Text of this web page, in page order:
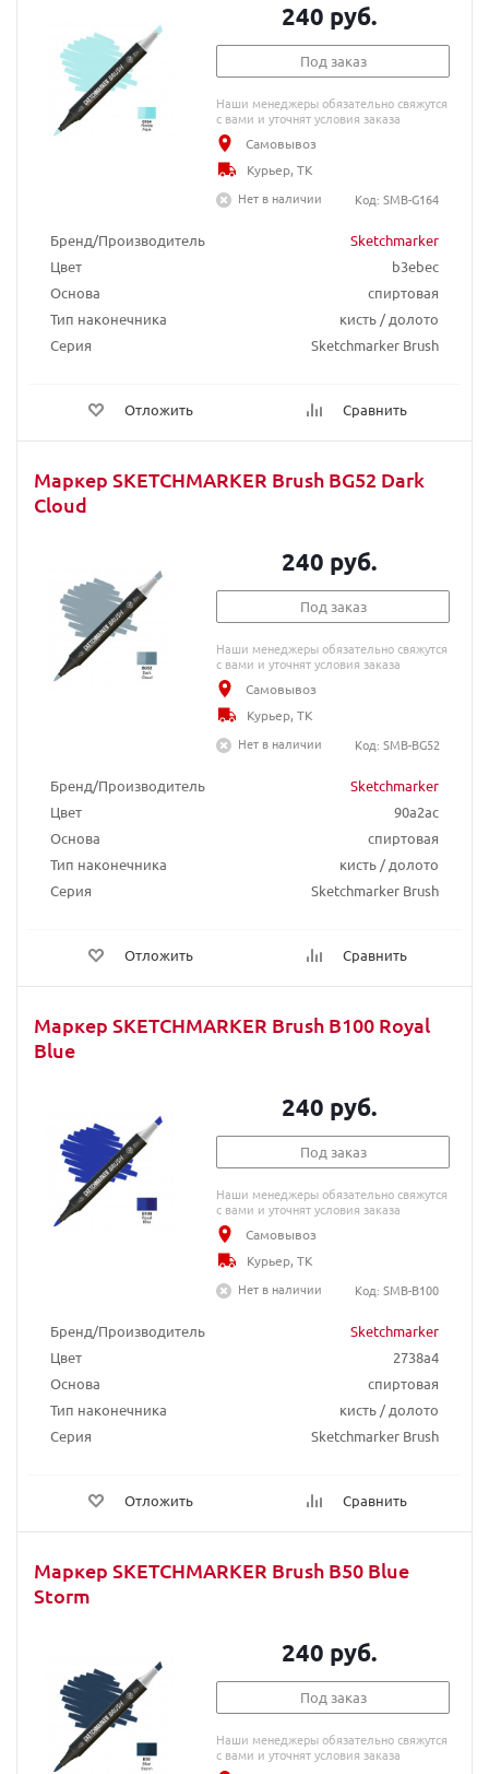
Бренд/Производитель
Sketchmarker
Цвет
b3ebec
Основа
спиртовая
Тип наконечника
кисть / долото
Серия
Sketchmarker Brush
Отложить Сравнить
240 руб.
Под заказ
Наши менеджеры обязательно свяжутся
с вами и уточнят условия заказа
Самовывоз
Курьер, ТК
Нет в наличии
Код: SMB-G164
Маркер SKETCHMARKER Brush BG52 Dark
Cloud
Бренд/Производитель
Sketchmarker
Цвет
90a2ac
Основа
спиртовая
Тип наконечника
кисть / долото
Серия
Sketchmarker Brush
Отложить Сравнить
240 руб.
Под заказ
Наши менеджеры обязательно свяжутся
с вами и уточнят условия заказа
Самовывоз
Курьер, ТК
Нет в наличии
Код: SMB-BG52
Маркер SKETCHMARKER Brush B100 Royal
Blue
Бренд/Производитель
Sketchmarker
Цвет
2738a4
Основа
спиртовая
Тип наконечника
кисть / долото
Серия
Sketchmarker Brush
Отложить Сравнить
240 руб.
Под заказ
Наши менеджеры обязательно свяжутся
с вами и уточнят условия заказа
Самовывоз
Курьер, ТК
Нет в наличии
Код: SMB-B100
Маркер SKETCHMARKER Brush B50 Blue
Storm
240 руб.
Под заказ
Наши менеджеры обязательно свяжутся
с вами и уточнят условия заказа